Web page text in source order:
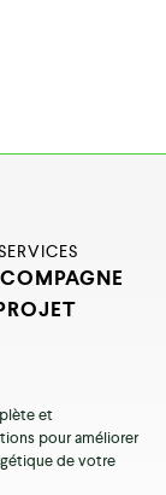
et
pour améliorer
de votre